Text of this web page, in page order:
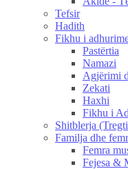
Tefsir
Hadith
Fikhu i
Pastërtia
Namazi
Agjërimi
Zekati
Haxhi
Fikhu i
Shitblerja
Familja dhe
Femra
Fejesa &